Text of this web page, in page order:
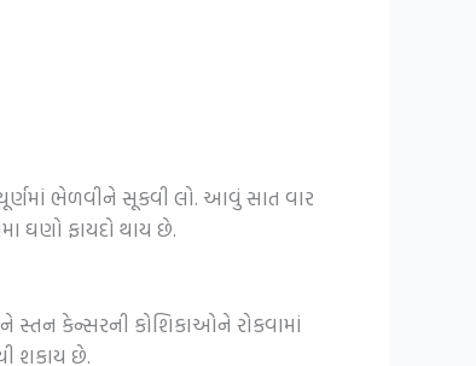
ભેળવીને સૂકવી લો. આવું સાત વાર
ઘણો ફાયદો થાય છે.
સ્તન કેન્સરની કોશિકાઓને રોકવામાં
શકાય છે.